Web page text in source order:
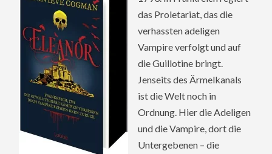
das Proletariat, das die
verhassten adeligen
Vampire verfolgt und auf
die Guillotine bringt.
Jenseits des Ärmelkanals
ist die Welt noch in
Ordnung. Hier die Adeligen
und die Vampire, dort die
Untergebenen – die